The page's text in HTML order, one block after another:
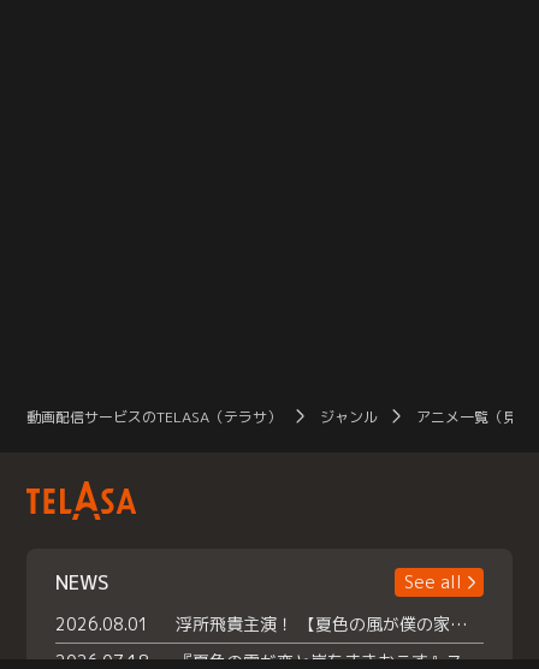
動画配信サービスのTELASA（テラサ） ジャンル アニメ一覧（見放
NEWS
See all
2026.08.01
浮所飛貴主演！ 【夏色の風が僕の家にやってきた】 本日よりテラサで独占配信スタート！
2026.07.18
『夏色の雲が恋と嵐をまきおこす』スペシャルメイキング 【Part1】2026年７月18日（土）23時30分～配信スタート！話題のシーンの裏側を大公開！豪華キャスト大集合！ 『武宮家 真夏の家族会議』開催！